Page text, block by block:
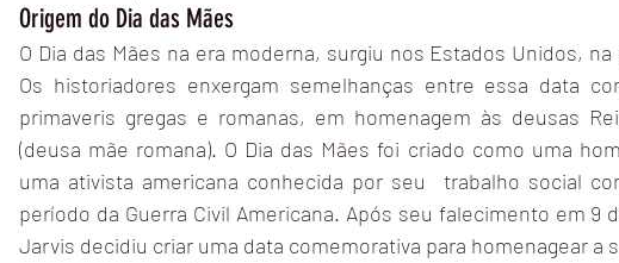
Origem do Dia das Mães
O Dia das Mães na era moderna, surgiu nos Estados Unidos,
Os historiadores enxergam semelhanças entre essa data
primaveris gregas e romanas, em homenagem às deusas
(deusa mãe romana). O Dia das Mães foi criado como uma
uma ativista americana conhecida por seu  trabalho social
período da Guerra Civil Americana. Após seu falecimento em 9
Jarvis decidiu criar uma data comemorativa para homenagear a